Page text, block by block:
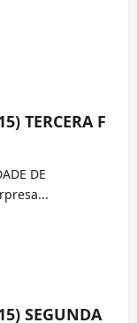
TERCERA F
DE
SEGUNDA